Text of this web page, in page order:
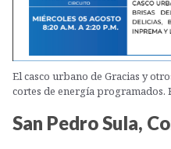
El casco urbano de Gracias y
cortes de energía programados.
San Pedro Sula,